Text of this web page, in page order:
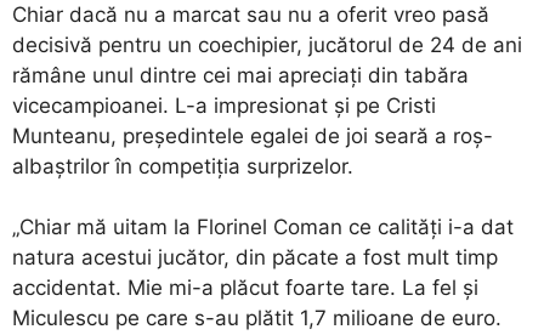
Chiar dacă nu a marcat sau nu a oferit vreo pasă
decisivă pentru un coechipier, jucătorul de 24 de ani
rămâne unul dintre cei mai apreciaţi din tabăra
vicecampioanei. L-a impresionat şi pe Cristi
Munteanu, preşedintele egalei de joi seară a roş-
albaştrilor în competiţia surprizelor.
„Chiar mă uitam la Florinel Coman ce calităţi i-a dat
natura acestui jucător, din păcate a fost mult timp
accidentat. Mie mi-a plăcut foarte tare. La fel şi
Miculescu pe care s-au plătit 1,7 milioane de euro.